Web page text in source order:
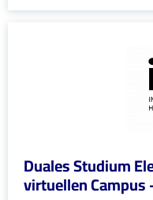
Duales Studium
virtuellen Campus